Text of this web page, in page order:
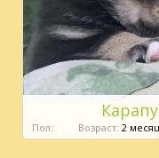
Пол: Возраст: 2